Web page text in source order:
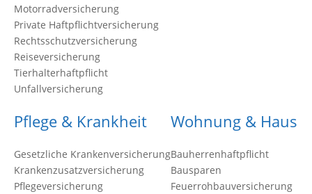
Motorradversicherung
Private Haftpflichtversicherung
Rechtsschutzversicherung
Reiseversicherung
Tierhalterhaftpflicht
Unfallversicherung
Pflege & Krankheit
Gesetzliche Krankenversicherung
Krankenzusatzversicherung
Pflegeversicherung
Wohnung & Haus
Bauherrenhaftpflicht
Bausparen
Feuerrohbauversicherung